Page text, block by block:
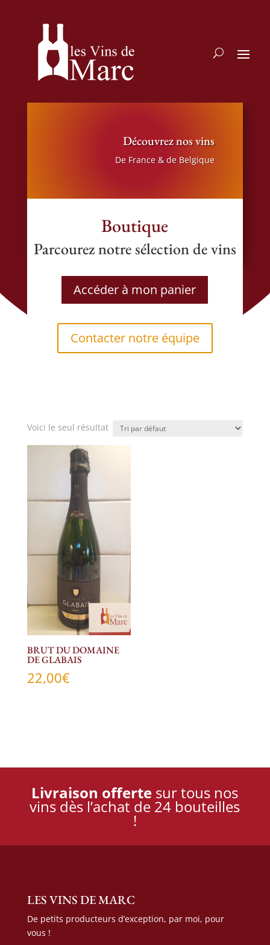
Découvrez nos vins
De France & de Belgique
Boutique
Parcourez notre sélection de vins
Accéder à mon panier
Contacter notre équipe
Voici le seul résultat
BRUT DU DOMAINE
DE GLABAIS
22,00€
Livraison offerte sur tous nos
vins dès l’achat de 24 bouteilles
!
LES VINS DE MARC
De petits producteurs d’exception, par moi, pour
vous !